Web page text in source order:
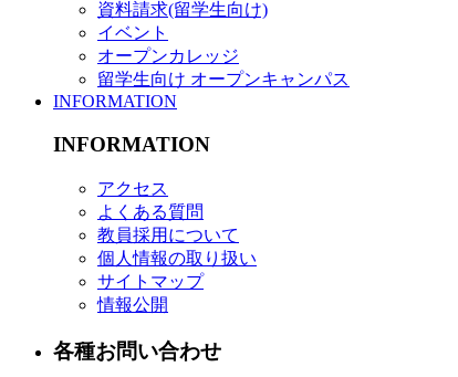
資料請求(留学生向け)
イベント
オープンカレッジ
留学生向け オープンキャンパス
INFORMATION
INFORMATION
アクセス
よくある質問
教員採用について
個人情報の取り扱い
サイトマップ
情報公開
各種お問い合わせ